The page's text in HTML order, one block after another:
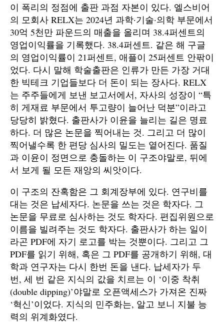
이 폭리의 정점에 출판 과점 자본이 있다. 엘스비어
의 모회사 RELX는 2024년 과학·기술·의학 부문에서
30억 5천만 파운드의 매출을 올리며 38.4퍼센트의
영업이익률을 기록했다. 38.4퍼센트. 같은 해 구글
의 영업이익률이 21퍼센트, 애플이 25퍼센트 안팎이
었다. 다시 말해 학술출판은 인류가 만든 가장 거대
한 빅테크 기업들보다 더 돈이 되는 장사다. RELX
는 주주들에게 보낸 보고서에서, 자사의 성장이 “특
히 게재료 부문에서 투고량이 늘어난 덕분”이라고
당당히 밝혔다. 출판사가 이윤을 늘리는 길은 명료
하다. 더 많은 논문을 찍어내는 것. 그리고 더 많이
찍어낼수록 한 편당 심사의 밀도는 옅어진다. 품질
과 이윤이 정면으로 충돌하는 이 구조야말로, 뒤에
서 보게 될 모든 재앙의 씨앗이다.
이 구조의 잔혹함은 그 회계장부에 있다. 연구비를
대는 것은 납세자다. 논문을 쓰는 것은 학자다. 그
논문을 무료로 심사하는 것도 학자다. 편집위원으로
이름을 빌려주는 것도 학자다. 출판사가 하는 일이
라곤 PDF에 자기 로고를 박는 것뿐이다. 그리고 그
PDF를 읽기 위해, 혹은 그 PDF를 공개하기 위해, 대
학과 연구자는 다시 한번 돈을 낸다. 납세자가 두
번, 세 번 같은 지식의 값을 치르는 이 ‘이중 착취
(double dipping)’야말로 오픈액세스가 가져온 진짜
‘혁신’이었다. 지식의 민주화는, 알고 보니 지불 능
력의 위계화였다.